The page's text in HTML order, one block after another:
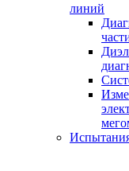
линий